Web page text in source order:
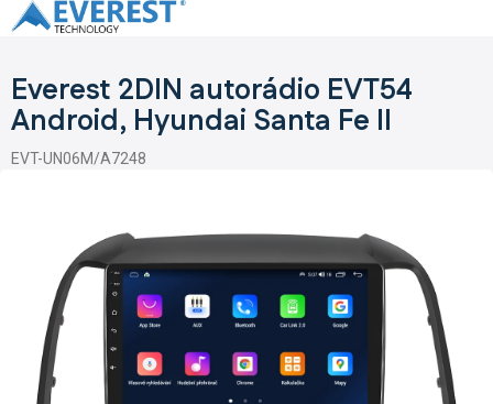
Přejít
na
Everest 2DIN autorádio EVT54
Android, Hyundai Santa Fe II
EVT-UN06M/A7248